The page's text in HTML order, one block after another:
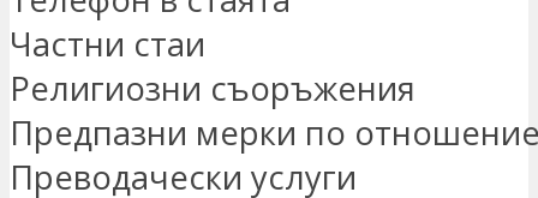
Частни стаи
Религиозни съоръжения
Предпазни мерки по
Преводачески услуги